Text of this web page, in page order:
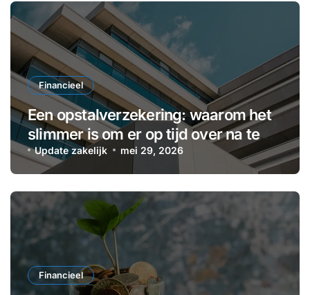
Financieel
Een opstalverzekering: waarom het
slimmer is om er op tijd over na te
denken
Update zakelijk mei 29, 2026
Financieel